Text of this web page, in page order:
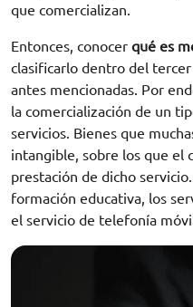
que comercializan.
Entonces, conocer qué es
clasificarlo dentro del
antes mencionadas. Por
la comercialización de un
servicios. Bienes que
intangible, sobre los que el
prestación de dicho
formación educativa, los
el servicio de telefonía